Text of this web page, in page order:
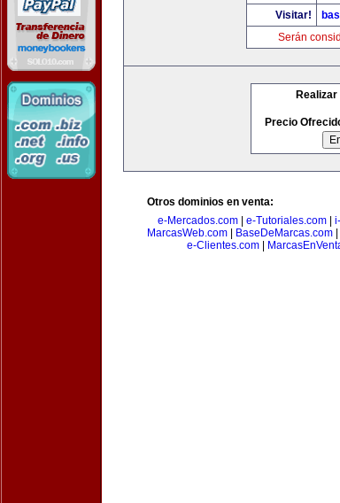
Visitar!
Serán
Precio
Otros dominios en venta:
e-Mercados.com| e-Tutoriales.com|
MarcasWeb.com
BaseDeMarcas.com
e-Clientes.com